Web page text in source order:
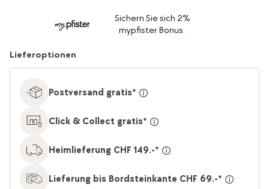
Sichern Sie sich 2%
mypfister Bonus.
Lieferoptionen
Postversand gratis*
Click & Collect gratis*
Heimlieferung CHF 149.-*
Lieferung bis Bordsteinkante CHF 69.-*